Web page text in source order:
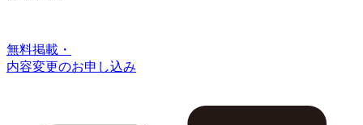
無料掲載・
内容変更のお申し込み